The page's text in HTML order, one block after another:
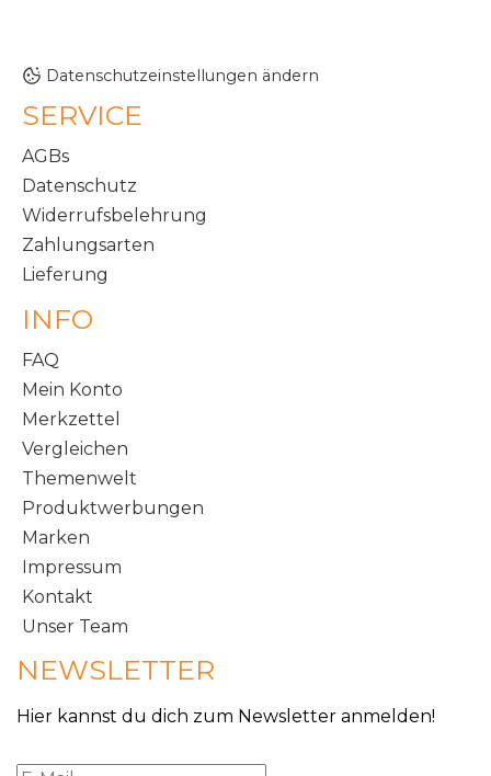
Datenschutzeinstellungen ändern
SERVICE
AGBs
Datenschutz
Widerrufsbelehrung
Zahlungsarten
Lieferung
INFO
FAQ
Mein Konto
Merkzettel
Vergleichen
Themenwelt
Produktwerbungen
Marken
Impressum
Kontakt
Unser Team
NEWSLETTER
Hier kannst du dich zum Newsletter anmelden!